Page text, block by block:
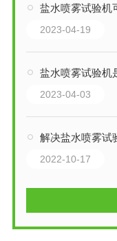
盐水喷雾试验机
2023-04-19
盐水喷雾试验机
2023-04-03
解决盐水喷雾试
2022-10-17